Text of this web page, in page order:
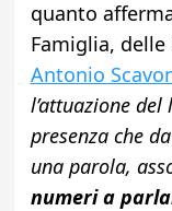
quanto
Famiglia,
Antonio
l’attuazione
presenza che
una parola,
numeri a